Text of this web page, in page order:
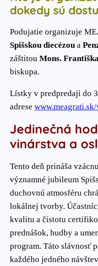
dokedy sú
Podujatie organizuje
Spišskou diecézou a
záštitou Mons.
biskupa.
Lístky v predpredaji do
adrese
Jedinečná
vinárstva a
Tento deň prináša
významné jubileum
duchovnú atmosféru
lokálnej tvorby.
kvalitu a čistotu
prednášok, hudby a
program. Táto slávnosť
každého jedného